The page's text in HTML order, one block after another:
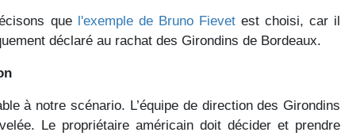
que l'exemple de Bruno Fievetest choisi, car il
déclaré au rachat des Girondins de Bordeaux.
à notre scénario. L’équipe de direction des Girondins
Le propriétaire américain doit décider et prendre